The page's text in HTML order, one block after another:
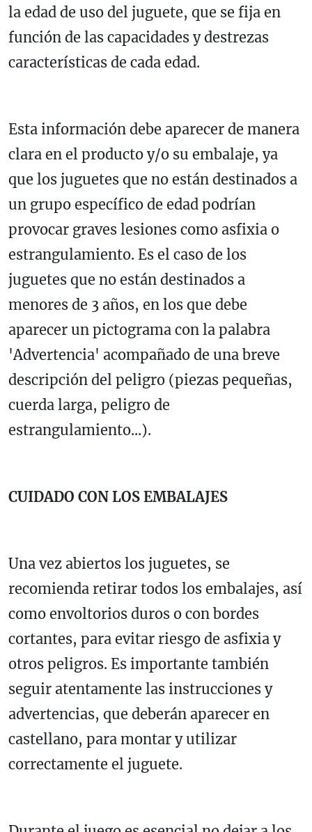
la edad de uso del juguete, que se fija en
función de las capacidades y destrezas
características de cada edad.
Esta información debe aparecer de manera
clara en el producto y/o su embalaje, ya
que los juguetes que no están destinados a
un grupo específico de edad podrían
provocar graves lesiones como asfixia o
estrangulamiento. Es el caso de los
juguetes que no están destinados a
menores de 3 años, en los que debe
aparecer un pictograma con la palabra
'Advertencia' acompañado de una breve
descripción del peligro (piezas pequeñas,
cuerda larga, peligro de
estrangulamiento...).
CUIDADO CON LOS EMBALAJES
Una vez abiertos los juguetes, se
recomienda retirar todos los embalajes, así
como envoltorios duros o con bordes
cortantes, para evitar riesgo de asfixia y
otros peligros. Es importante también
seguir atentamente las instrucciones y
advertencias, que deberán aparecer en
castellano, para montar y utilizar
correctamente el juguete.